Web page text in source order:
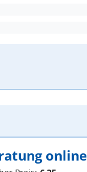
online